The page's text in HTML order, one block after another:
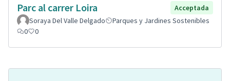
Parc al carrer Loira
Acceptada
Soraya Del Valle Delgado
Parques y Jardines Sostenibles
0
0